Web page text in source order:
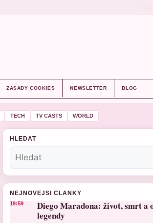
ZASADY COOKIES NEWSLETTER BLOG
TECH TV CASTS WORLD
HLEDAT
NEJNOVEJSI CLANKY
19:59
Diego Maradona: život, smrt a
legendy